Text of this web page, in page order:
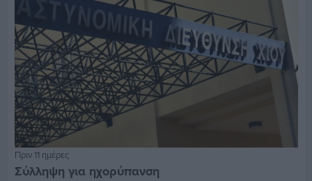
Πριν 11 ημέρες
Σύλληψη για ηχορύπανση